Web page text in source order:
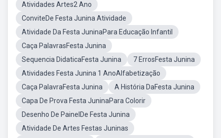
Atividades Artes2 Ano
ConviteDe Festa Junina Atividade
Atividade Da Festa JuninaPara Educação Infantil
Caça PalavrasFesta Junina
Sequencia DidaticaFesta Junina
7 ErrosFesta Junina
Atividades Festa Junina 1 AnoAlfabetização
Caça PalavraFesta Junina
A História DaFesta Junina
Capa De Prova Festa JuninaPara Colorir
Desenho De PainelDe Festa Junina
Atividade De Artes Festas Juninas